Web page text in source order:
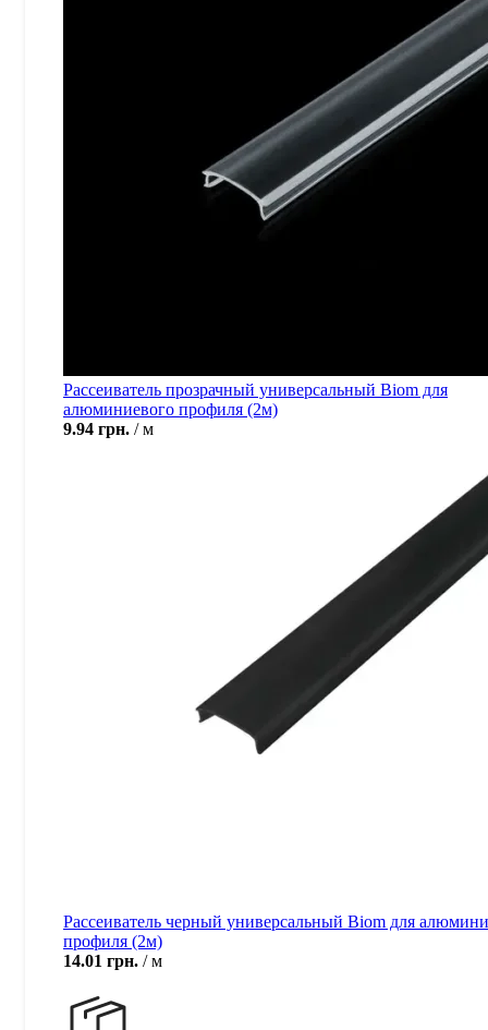
Рассеиватель прозрачный универсальный Biom для
алюминиевого профиля (2м)
9.94 грн. м
Рассеиватель черный универсальный Biom для
профиля (2м)
14.01 грн. м